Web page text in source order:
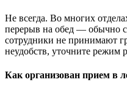
Не всегда. Во многих
перерыв на обед — обычно
сотрудники не принимают
неудобств, уточните режим
Как организован прием в